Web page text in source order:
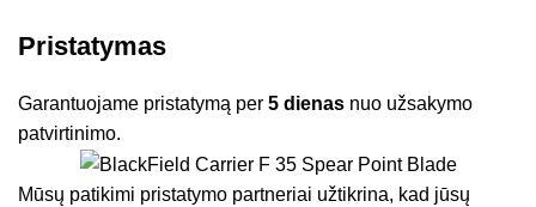
Pristatymas
Garantuojame pristatymą per5 dienas nuo užsakymo
patvirtinimo.
Mūsų patikimi pristatymo partneriai užtikrina, kad jūsų